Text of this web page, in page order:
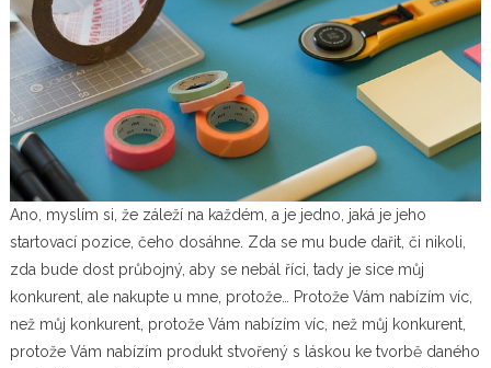
Ano, myslím si, že záleží na každém, a je jedno, jaká je jeho
startovací pozice, čeho dosáhne. Zda se mu bude dařit, či nikoli,
zda bude dost průbojný, aby se nebál říci, tady je sice můj
konkurent, ale nakupte u mne, protože… Protože Vám nabízím víc,
než můj konkurent, protože Vám nabízím víc, než můj konkurent,
protože Vám nabízím produkt stvořený s láskou ke tvorbě daného